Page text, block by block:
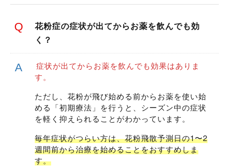
花粉症の症状が出てからお薬を飲んでも効
く？
症状が出てからお薬を飲んでも効果はありま
す。
ただし、花粉が飛び始める前からお薬を使い始
める「初期療法」を行うと、シーズン中の症状
を軽く抑えられることがわかっています。
毎年症状がつらい方は、花粉飛散予測日の1〜2
週間前から治療を始めることをおすすめしま
す。